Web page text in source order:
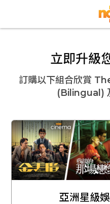
立即升級
訂購以下組合欣賞
(Bilingual)
亞洲星級